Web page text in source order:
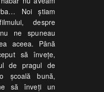
Noi știam
despre
ne spuneau
aceea. Până
să învețe,
de pragul de
școală bună,
să înveți un